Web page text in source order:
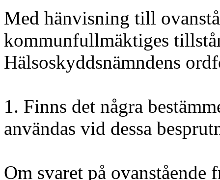
Med hänvisning till
kommunfullmäktiges
Hälsoskyddsnämndens
1. Finns det några
användas vid dessa
Om svaret på ovanstående